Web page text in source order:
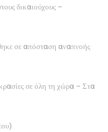
δικαιούχους –
σε απόσταση αναπνοής
σε όλη τη χώρα – Στα